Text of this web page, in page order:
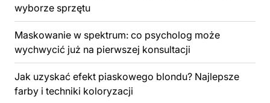
wyborze sprzętu
Maskowanie w spektrum: co psycholog może
wychwycić już na pierwszej konsultacji
Jak uzyskać efekt piaskowego blondu? Najlepsze
farby i techniki koloryzacji